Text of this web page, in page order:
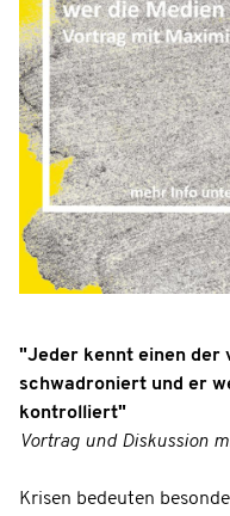
"Jeder kennt einen der
schwadroniert und er
kontrolliert"
Vortrag und Diskussion
Krisen bedeuten